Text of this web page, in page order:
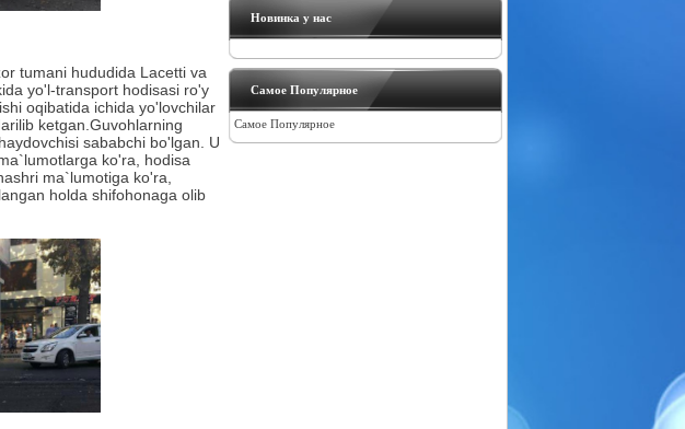
tumani hududida Lacetti va
yo'l-transport hodisasi ro'y
oqibatida ichida yo'lovchilar
ketgan.Guvohlarning
sababchi bo'lgan. U
ko'ra, hodisa
ma`lumotiga ko'ra,
holda shifohonaga olib
Новинка у нас
Самое Популярное
Самое Популярное